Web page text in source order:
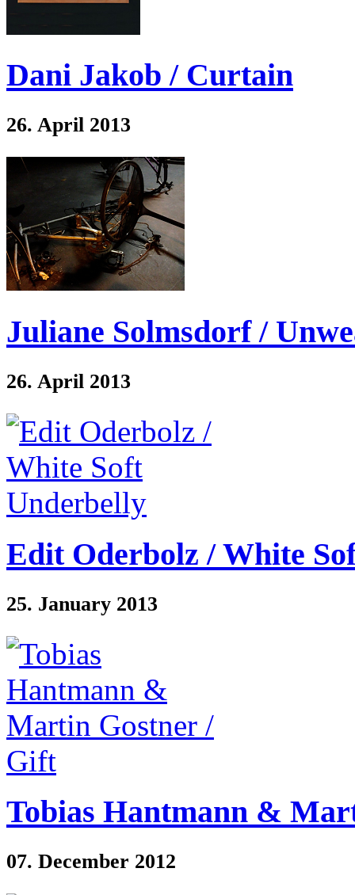
Dani Jakob / Curtain
26. April 2013
Juliane Solmsdorf /
26. April 2013
Edit Oderbolz / White
25. January 2013
Tobias Hantmann &
07. December 2012